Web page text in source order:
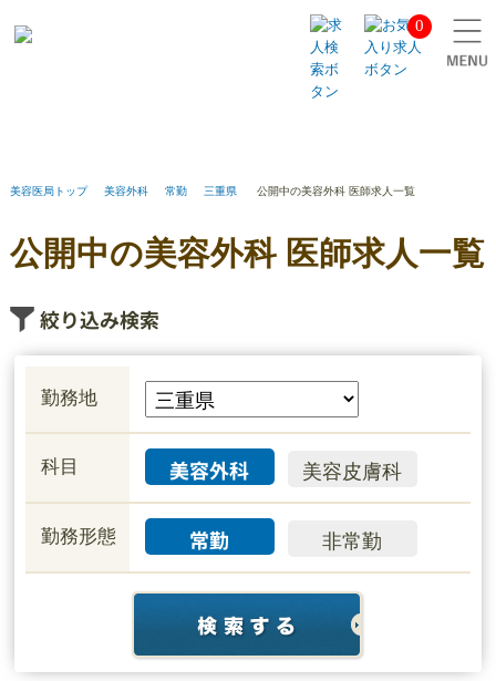
公
開
医
求
人
覧
0
美容医局トップ 美容外科 常勤 三重県 公開中の美容外科 医師求人一覧
公開中の美容外科 医師求人一覧
絞り込み検索
勤務地
科目 美容外科 美容皮膚科
勤務形態 常勤 非常勤